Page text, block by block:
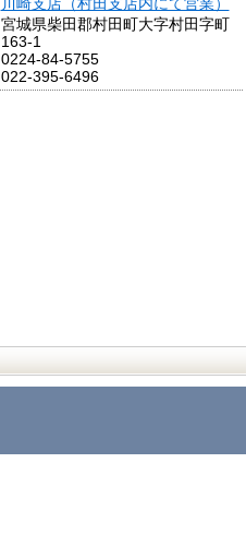
宮城県柴田郡村田町大字村田字町
163-1
0224-84-5755
022-395-6496